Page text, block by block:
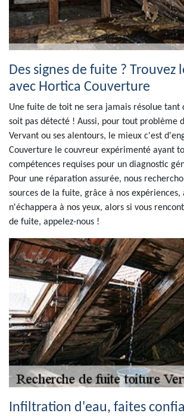
Des signes de fuite ? Trouvez
avec Hortica Couverture
Une fuite de toit ne sera jamais résolue tant
soit pas détecté ! Aussi, pour tout problème
Vervant ou ses alentours, le mieux c'est
Couverture le couvreur expérimenté ayant
compétences requises pour un diagnostic
Pour une réparation assurée, nous
sources de la fuite, grâce à nos expériences,
n'échappera à nos yeux, alors si vous
de fuite, appelez-nous !
Infiltration d'eau, faites